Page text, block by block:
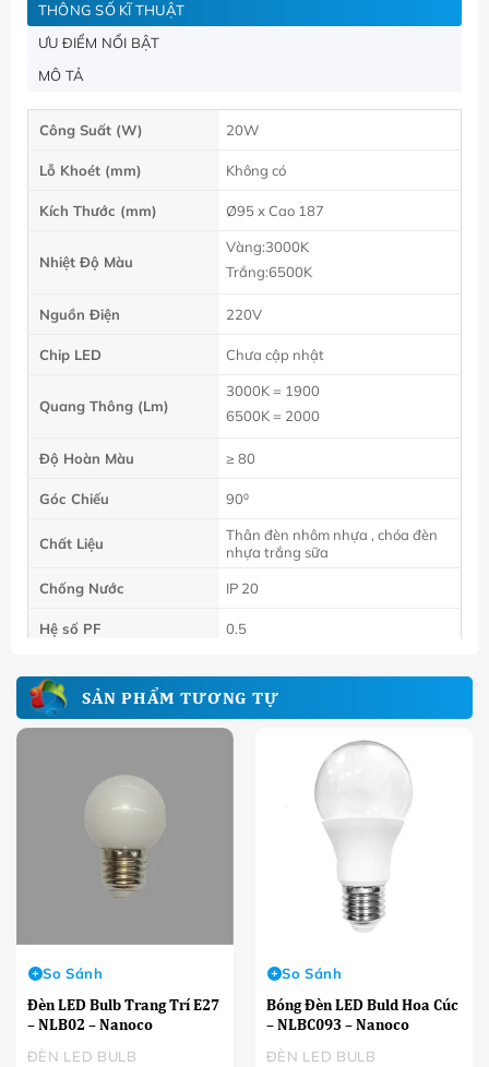
THÔNG SỐ KĨ THUẬT
ƯU ĐIỂM NỔI BẬT
MÔ TẢ
Công Suất (W) 20W
Lỗ Khoét (mm) Không có
Kích Thước (mm) Ø95 x Cao 187
Nhiệt Độ Màu
Vàng:3000K
Trắng:6500K
Nguồn Điện 220V
Chip LED Chưa cập nhật
Quang Thông (Lm)
3000K = 1900
6500K = 2000
Độ Hoàn Màu ≥ 80
Góc Chiếu 90⁰
Chất Liệu
Thân đèn nhôm nhựa , chóa đèn
nhựa trắng sữa
Chống Nước IP 20
Hệ số PF 0.5
SẢN PHẨM TƯƠNG TỰ
ĐÈN LED BULB
Đèn LED Bulb Trang Trí E27
– NLB02 – Nanoco
So Sánh
ĐÈN LED BULB
Bóng Đèn LED Buld Hoa Cúc
– NLBC093 – Nanoco
So Sánh